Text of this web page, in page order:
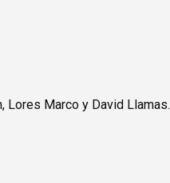
Lores Marco y David Llamas.